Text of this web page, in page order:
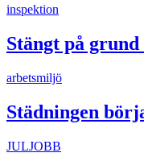
inspektion
Stängt på
arbetsmiljö
Städningen
JULJOBB